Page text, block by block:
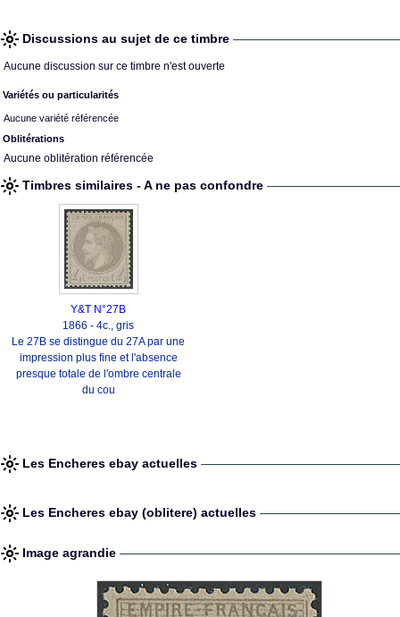
Discussions au sujet de ce timbre
Aucune discussion sur ce timbre n'est ouverte
Variétés ou particularités
Aucune variété référencée
Oblitérations
Aucune oblitération référencée
Timbres similaires - A ne pas confondre
Y&T N°27B
1866 - 4c., gris
Le 27B se distingue du 27A par une
impression plus fine et l'absence
presque totale de l'ombre centrale
du cou
Les Encheres ebay actuelles
Les Encheres ebay (oblitere) actuelles
Image agrandie